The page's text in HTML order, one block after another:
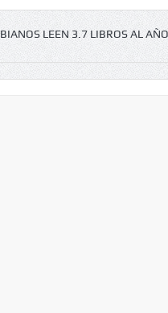
LEEN 3.7 LIBROS AL